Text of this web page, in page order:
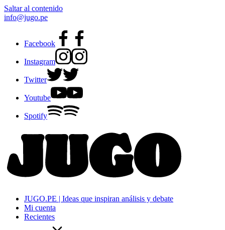
Saltar al contenido
info@jugo.pe
Facebook
Instagram
Twitter
Youtube
Spotify
JUGO.PE | Ideas que inspiran análisis y debate
Mi cuenta
Recientes